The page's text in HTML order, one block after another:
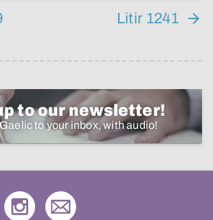
Litir 1241
to our newsletter!
to your inbox, with audio!